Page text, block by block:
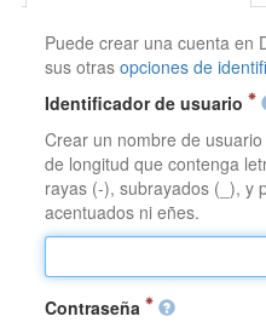
Puede crear una cuenta en
sus otrasopciones de
Identificador de usuario
Crear un nombre de
de longitud que contenga
rayas (-), subrayados (_), y
acentuados ni eñes.
Contraseña